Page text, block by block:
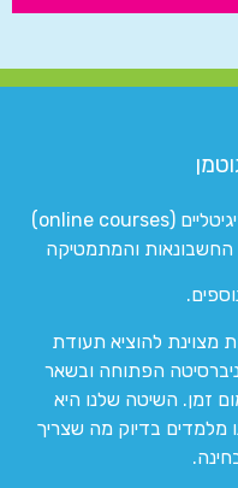
המרכז המוביל והמקצועי לקורסים דיגיטליים (online courses)
והמתמטיקה
מצוינת להוציא תעודת
הפתוחה ובשאר
זמן. השיטה שלנו היא
מלמדים בדיוק מה שצריך